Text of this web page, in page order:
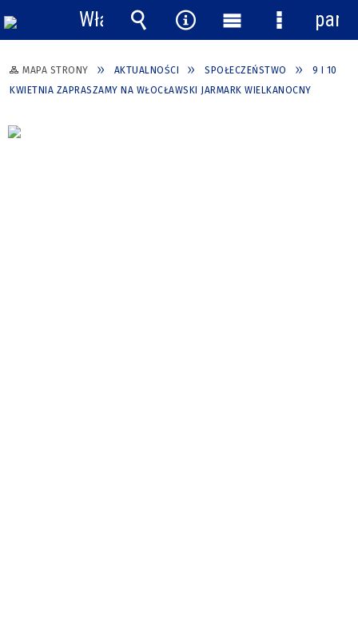
MAPA STRONY AKTUALNOŚCI SPOŁECZEŃSTWO
9 I 10
KWIETNIA ZAPRASZAMY NA WŁOCŁAWSKI JARMARK WIELKANOCNY
Włącz
powiadomienia
Wyszukiwarka
Narzędzia
Menu
główne
Menu
panel